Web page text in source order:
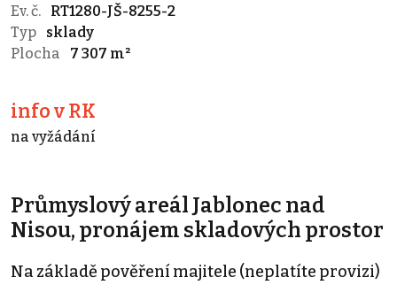
Ev. č.
RT1280-JŠ-8255-2
Typ
sklady
Plocha
7 307 m²
info v RK
na vyžádání
Průmyslový areál Jablonec nad
Nisou, pronájem skladových prostor
Na základě pověření majitele (neplatíte provizi)